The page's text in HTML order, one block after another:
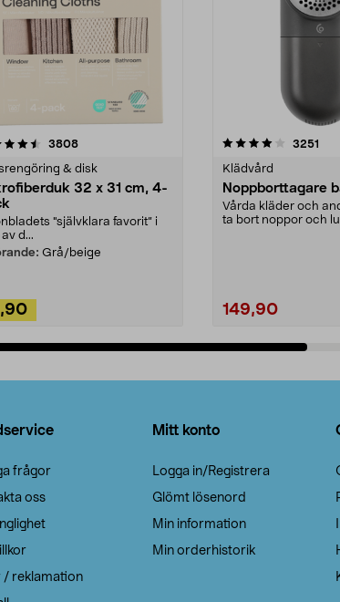
3808recensioner
& disk
32 x 31 cm, 4-
"självklara favorit” i
d...
Grå/beige
4.0av 5 stjärnor 3251
Klädvård
Noppborttagare
Vårda kläder och
ta bort noppor och
149,90
4.5av 5
frågor
oss
/ reklamation
Mitt konto
Logga in/Registrera
Glömt lösenord
Min information
Min orderhistorik